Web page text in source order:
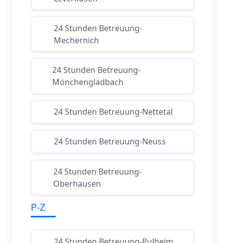
24 Stunden Betreuung-
Mechernich
24 Stunden Betreuung-
Mönchengladbach
24 Stunden Betreuung-Nettetal
24 Stunden Betreuung-Neuss
24 Stunden Betreuung-
Oberhausen
P-Z